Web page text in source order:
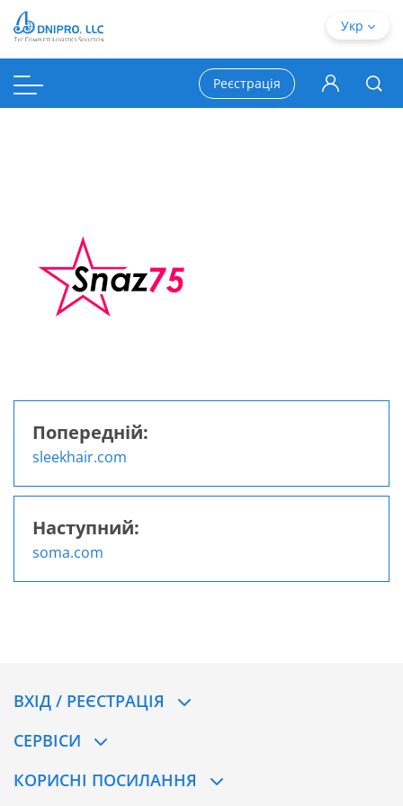
Навігація
записів
Попередній:
sleekhair.com
Наступний:
soma.com
Укр
Реєстрація
ВХІД / РЕЄСТРАЦІЯ
CЕРВІСИ
КОРИСНІ ПОСИЛАННЯ